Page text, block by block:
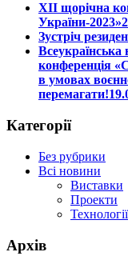
ХІІ щорічна
України-2023»
Зустріч
Всеукраїнська
конференція
в умовах
перемагати!
Категорії
Без рубрики
Всі новини
Виставки
Проекти
Технології
Архів